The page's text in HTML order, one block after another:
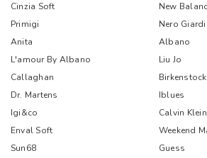
Cinzia Soft
New
Primigi
Nero
Anita
Albano
L'amour By Albano
Liu Jo
Callaghan
Birkenstock
Dr. Martens
Iblues
Igi&co
Calvin Klein
Enval Soft
Weekend
Sun68
Guess